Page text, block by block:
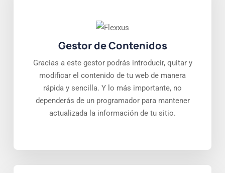
Gestor de Contenidos
Gracias a este gestor podrás introducir, quitar y
modificar el contenido de tu web de manera
rápida y sencilla. Y lo más importante, no
dependerás de un programador para mantener
actualizada la información de tu sitio.